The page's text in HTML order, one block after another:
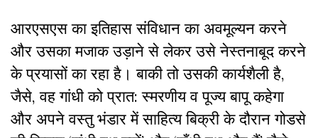
आरएसएस का इतिहास संविधान का अवमूल्यन करने
और उसका मजाक उड़ाने से लेकर उसे नेस्तनाबूद करने
के प्रयासों का रहा है। बाकी तो उसकी कार्यशैली है,
जैसे, वह गांधी को प्रात: स्मरणीय व पूज्य बापू कहेगा
और अपने वस्तु भंडार में साहित्य बिक्री के दौरान गोडसे